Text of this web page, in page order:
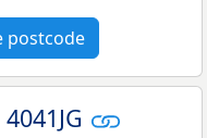
postcode